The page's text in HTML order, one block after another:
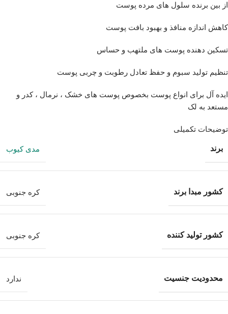
از بین برنده سلول های مرده پوست
کاهش اندازه منافذ و بهبود بافت پوست
تسکین دهنده پوست های ملتهب و حساس
تنظیم تولید سبوم و حفظ تعادل رطوبت و چربی پوست
ایده آل برای انواع پوست بخصوص پوست های خشک ، نرمال ، کدر و
مستعد به لک
توضیحات تکمیلی
برند مدی کیوب
کشور مبدا برند کره جنوبی
کشور تولید کننده کره جنوبی
محدودیت جنسیت ندارد